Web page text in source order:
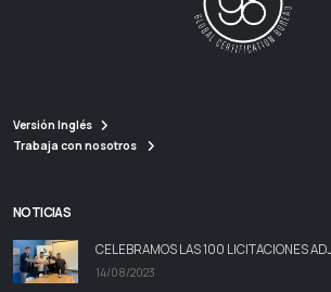
Versión Inglés
Trabaja con nosotros
NOTICIAS
CELEBRAMOS LAS 100 LICITACIONES
14/08/2023